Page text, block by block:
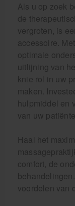
Als u op zoek
de
vergroten, is
accessoire.
optimale
uitlijning van
knie rol in uw
maken.
hulpmiddel en
van uw
Haal het
comfort, de
voordelen van